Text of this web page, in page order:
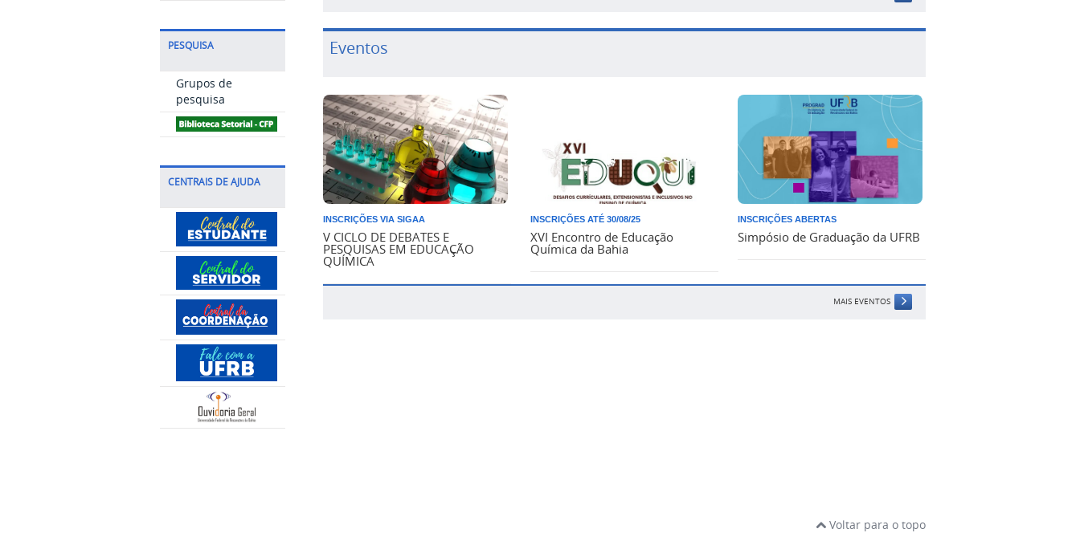
PESQUISA
Grupos de
pesquisa
CENTRAIS DE AJUDA
Eventos
INSCRIÇÕES VIA SIGAA
V CICLO DE DEBATES E
PESQUISAS EM EDUCAÇÃO
QUÍMICA
INSCRIÇÕES ATÉ 30/08/25
XVI Encontro de Educação
Química da Bahia
INSCRIÇÕES ABERTAS
Simpósio de Graduação da UFRB
MAIS EVENTOS
Voltar para o topo